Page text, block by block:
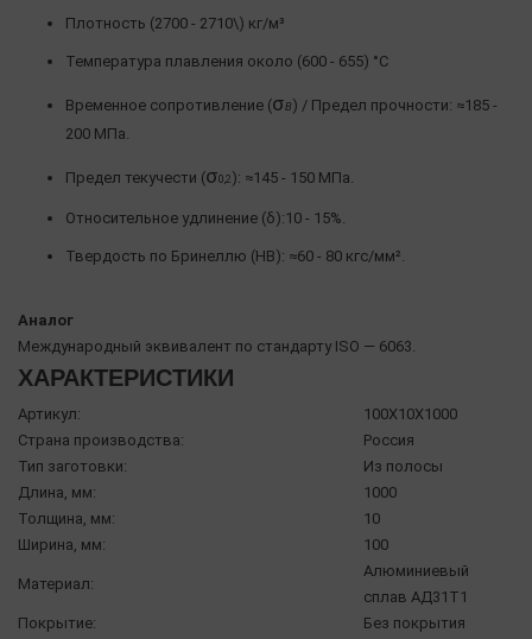
Плотность (2700 - 2710\) кг/м³
Температура плавления около (600 - 655) °C
Временное сопротивление (σΒ) / Предел прочности: ≈185 -
200 МПа.
Предел текучести (σ0,2): ≈145 - 150 МПа.
Относительное удлинение (δ):10 - 15%.
Твердость по Бринеллю (HB): ≈60 - 80 кгс/мм².
Аналог
Международный эквивалент по стандарту ISO — 6063.
ХАРАКТЕРИСТИКИ
Артикул:
100X10X1000
Страна производства:
Россия
Тип заготовки:
Из полосы
Длина, мм:
1000
Толщина, мм:
10
Ширина, мм:
100
Материал:
Алюминиевый
сплав АД31Т1
Покрытие:
Без покрытия